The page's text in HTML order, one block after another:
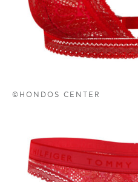
©HONDOS CENTER